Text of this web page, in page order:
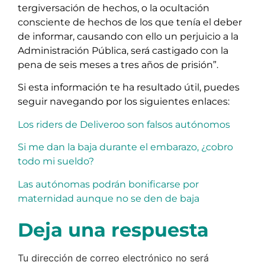
tergiversación de hechos, o la ocultación
consciente de hechos de los que tenía el deber
de informar, causando con ello un perjuicio a la
Administración Pública, será castigado con la
pena de seis meses a tres años de prisión”.
Si esta información te ha resultado útil, puedes
seguir navegando por los siguientes enlaces:
Los riders de Deliveroo son falsos autónomos
Si me dan la baja durante el embarazo, ¿cobro
todo mi sueldo?
Las autónomas podrán bonificarse por
maternidad aunque no se den de baja
Deja una respuesta
Tu dirección de correo electrónico no será